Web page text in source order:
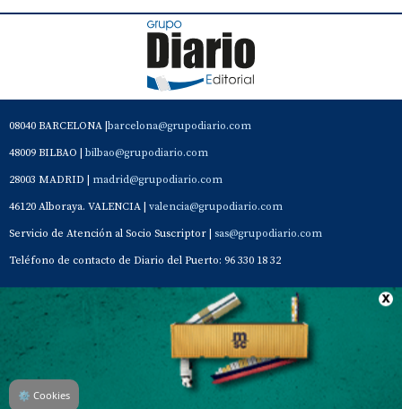
08040 BARCELONA | barcelona@grupodiario.com
48009 BILBAO | bilbao@grupodiario.com
28003 MADRID | madrid@grupodiario.com
46120 Alboraya. VALENCIA | valencia@grupodiario.com
Servicio de Atención al Socio Suscriptor | sas@grupodiario.com
Teléfono de contacto de Diario del Puerto: 96 330 18 32
Contacto Aviso Legal Quiénes somos Política de privacidad
⚙ Cookies